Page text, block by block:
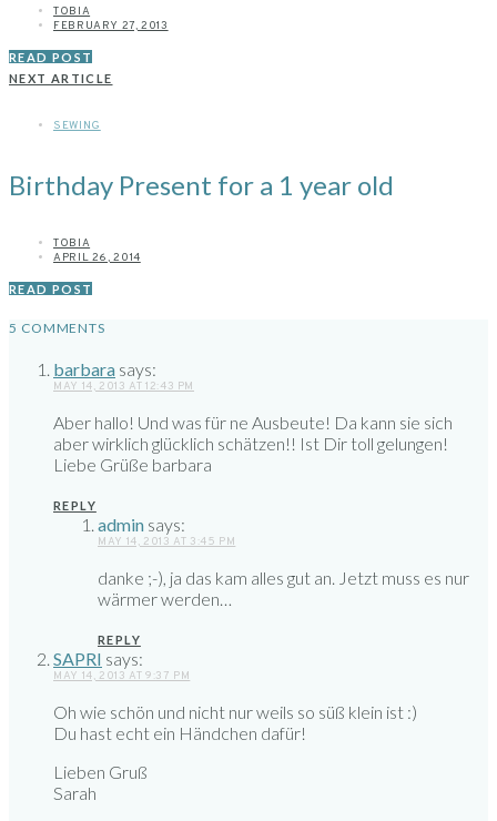
TOBIA
FEBRUARY 27, 2013
READ POST
NEXT ARTICLE
SEWING
Birthday Present for a 1 year old
TOBIA
APRIL 26, 2014
READ POST
5 COMMENTS
barbara says:
MAY 14, 2013 AT 12:43 PM
Aber hallo! Und was für ne Ausbeute! Da kann sie sich
aber wirklich glücklich schätzen!! Ist Dir toll gelungen!
Liebe Grüße barbara
REPLY
admin says:
MAY 14, 2013 AT 3:45 PM
danke ;-), ja das kam alles gut an. Jetzt muss es nur
wärmer werden…
REPLY
SAPRI says:
MAY 14, 2013 AT 9:37 PM
Oh wie schön und nicht nur weils so süß klein ist :)
Du hast echt ein Händchen dafür!
Lieben Gruß
Sarah